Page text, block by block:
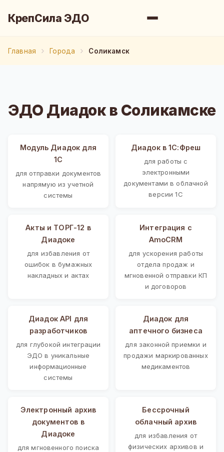
КрепСила ЭДО
Главная Города Соликамск
ЭДО Диадок в Соликамске
Модуль Диадок для
1С
для отправки документов
напрямую из учетной
системы
Диадок в 1С:Фреш
для работы с
электронными
документами в облачной
версии 1С
Акты и ТОРГ-12 в
Диадоке
для избавления от
ошибок в бумажных
накладных и актах
Интеграция с
AmoCRM
для ускорения работы
отдела продаж и
мгновенной отправки КП
и договоров
Диадок API для
разработчиков
для глубокой интеграции
ЭДО в уникальные
информационные
системы
Диадок для
аптечного бизнеса
для законной приемки и
продажи маркированных
медикаментов
Электронный архив
документов в
Диадоке
для мгновенного поиска
Бессрочный
облачный архив
для избавления от
физических архивов и